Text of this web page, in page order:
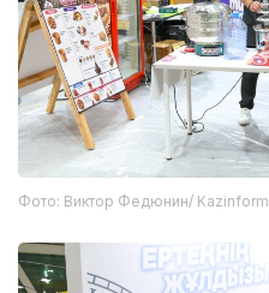
Фото: Виктор Федюнин/ Kazinform